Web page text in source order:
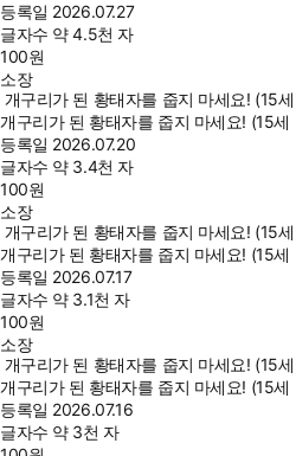
등록일 2026.07.27
글자수 약 4.5천 자
100원
소장
개구리가 된 황태자를 줍지 마세요! (15
개구리가 된 황태자를 줍지 마세요! (15세
등록일 2026.07.20
글자수 약 3.4천 자
100원
소장
개구리가 된 황태자를 줍지 마세요! (15
개구리가 된 황태자를 줍지 마세요! (15
등록일 2026.07.17
글자수 약 3.1천 자
100원
소장
개구리가 된 황태자를 줍지 마세요! (15
개구리가 된 황태자를 줍지 마세요! (15
등록일 2026.07.16
글자수 약 3천 자